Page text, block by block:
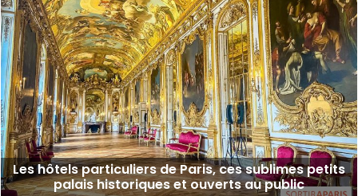
Les hôtels particuliers de Paris, ces sublimes petits
palais historiques et ouverts au public